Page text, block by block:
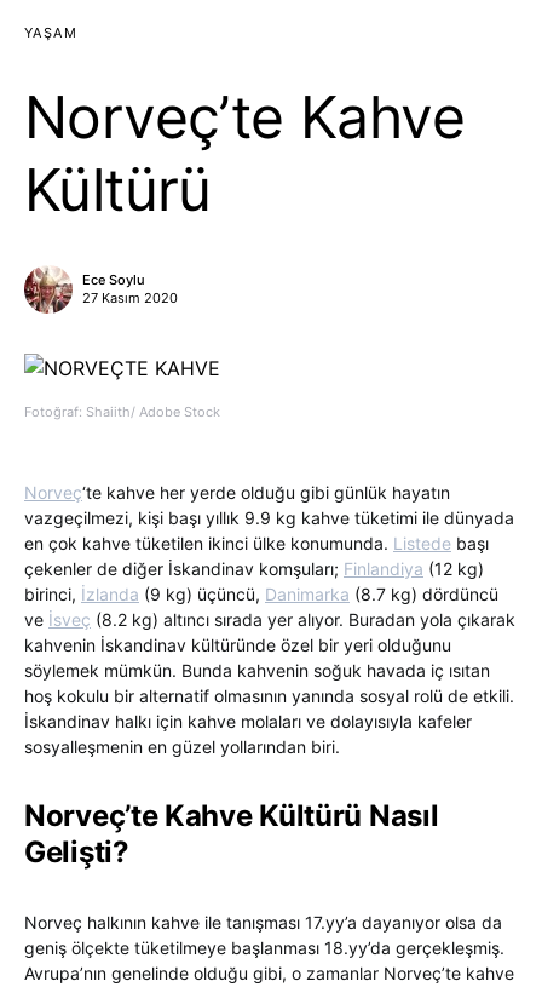
Fotoğraf: Shaiith/ Adobe Stock
YAŞAM
Norveç’te Kahve
Kültürü
Ece Soylu
27 Kasım 2020
Norveç‘te kahve her yerde olduğu gibi günlük hayatın
vazgeçilmezi, kişi başı yıllık 9.9 kg kahve tüketimi ile dünyada
en çok kahve tüketilen ikinci ülke konumunda. Listede başı
çekenler de diğer İskandinav komşuları; Finlandiya (12 kg)
birinci, İzlanda (9 kg) üçüncü, Danimarka (8.7 kg) dördüncü
ve İsveç (8.2 kg) altıncı sırada yer alıyor. Buradan yola çıkarak
kahvenin İskandinav kültüründe özel bir yeri olduğunu
söylemek mümkün. Bunda kahvenin soğuk havada iç ısıtan
hoş kokulu bir alternatif olmasının yanında sosyal rolü de etkili.
İskandinav halkı için kahve molaları ve dolayısıyla kafeler
sosyalleşmenin en güzel yollarından biri.
Norveç’te Kahve Kültürü Nasıl
Gelişti?
Norveç halkının kahve ile tanışması 17.yy’a dayanıyor olsa da
geniş ölçekte tüketilmeye başlanması 18.yy’da gerçekleşmiş.
Avrupa’nın genelinde olduğu gibi, o zamanlar Norveç’te kahve